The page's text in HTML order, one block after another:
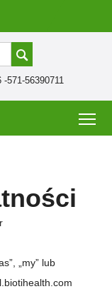

-571-56390711
„my” lub